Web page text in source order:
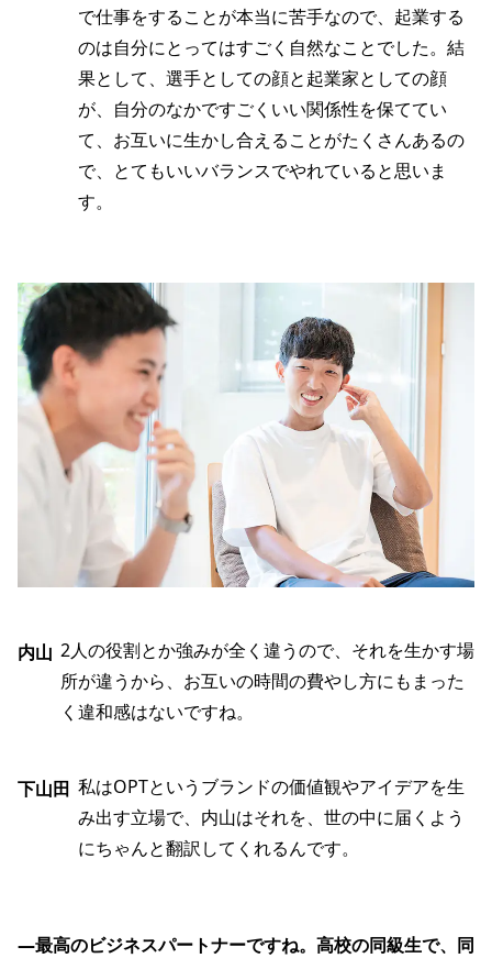
で仕事をすることが本当に苦手なので、起業する
のは自分にとってはすごく自然なことでした。結
果として、選手としての顔と起業家としての顔
が、自分のなかですごくいい関係性を保ててい
て、お互いに生かし合えることがたくさんあるの
で、とてもいいバランスでやれていると思いま
す。
内山 2人の役割とか強みが全く違うので、それを生かす場
所が違うから、お互いの時間の費やし方にもまった
く違和感はないですね。
下山田 私はOPTというブランドの価値観やアイデアを生
み出す立場で、内山はそれを、世の中に届くよう
にちゃんと翻訳してくれるんです。
―最高のビジネスパートナーですね。高校の同級生で、同